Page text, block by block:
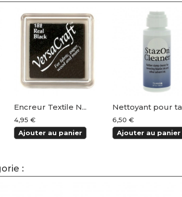
Encreur Textile N...
4,95 €
Ajouter au panier
Nettoyant pour
6,50 €
Ajouter au panier
: